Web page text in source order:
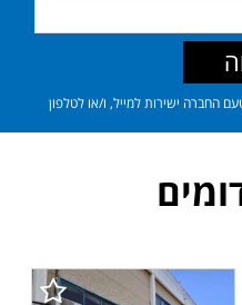
החברה ישירות למייל, ו/או לטלפון